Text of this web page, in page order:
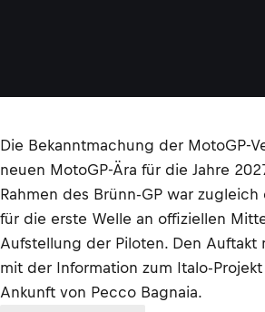
Die Bekanntmachung der MotoGP-
neuen MotoGP-Ära für die Jahre
Rahmen des Brünn-GP war zugleich
für die erste Welle an offiziellen
Aufstellung der Piloten. Den Auftakt
mit der Information zum Italo-
Ankunft von Pecco Bagnaia.